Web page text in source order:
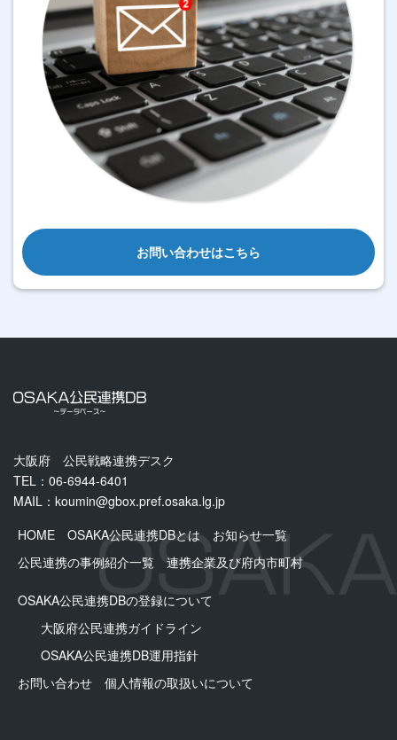
お問い合わせはこちら
大阪府 公民戦略連携デスク
TEL：06-6944-6401
MAIL： koumin@gbox.pref.osaka.lg.jp
HOME
OSAKA公民連携DBとは
お知らせ一覧
公民連携の事例紹介一覧
連携企業及び府内市町村
OSAKA公民連携DBの登録について
大阪府公民連携ガイドライン
OSAKA公⺠連携DB運用指針
お問い合わせ
個人情報の取扱いについて